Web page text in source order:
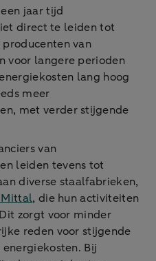
jaar tijd
direct te leiden tot
van
voor langere perioden
lang hoog
meer
met verder stijgende
van
leiden tevens tot
diverse staalfabrieken,
, die hun activiteiten
zorgt voor minder
reden voor stijgende
Bij